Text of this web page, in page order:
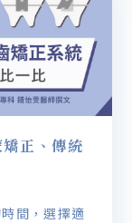
正、傳統
間，選擇適